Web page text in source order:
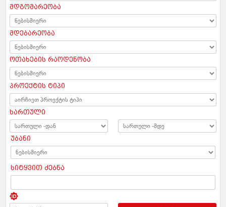
მდგომარეობა
მდებარეობა
ოთახების რაოდენობა
პროექტის ტიპი
სართული
უბანი
სიტყვით ძებნა